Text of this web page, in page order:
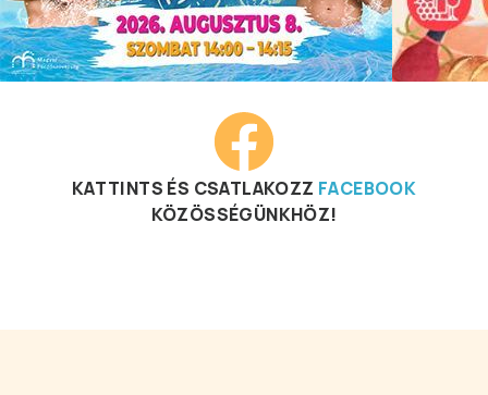
KATTINTS ÉS CSATLAKOZZ FACEBOOK
KÖZÖSSÉGÜNKHÖZ!